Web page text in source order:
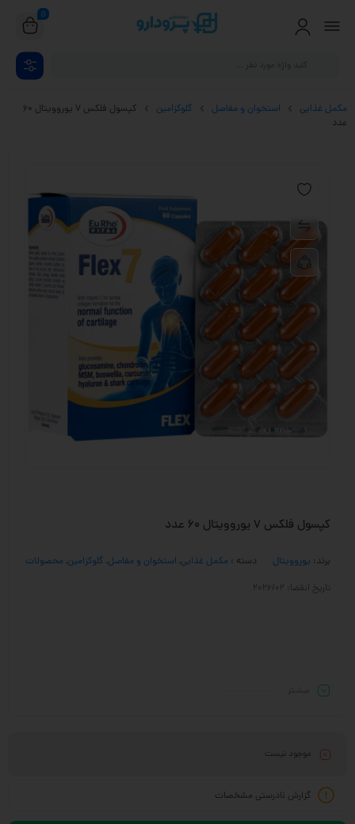
0
مکمل غذایی استخوان و مفاصل گلوکزامین
کپسول فلکس 7 یوروویتال 60
عدد
کپسول فلکس 7 یوروویتال 60 عدد
برند: یوروویتال دسته : مکمل غذایی استخوان و مفاصل گلوکزامین محصولات
تاریخ انقضا: 2026/02
موجود نیست
گزارش نادرستی مشخصات